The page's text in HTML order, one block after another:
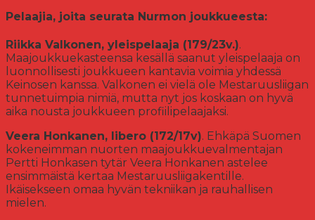
Pelaajia, joita seurata Nurmon joukkueesta:
Riikka Valkonen, yleispelaaja (179/23v.).
Maajoukkuekasteensa kesällä saanut yleispelaaja on
luonnollisesti joukkueen kantavia voimia yhdessä
Keinosen kanssa. Valkonen ei vielä ole Mestaruusliigan
tunnetuimpia nimiä, mutta nyt jos koskaan on hyvä
aika nousta joukkueen profiilipelaajaksi.
Veera Honkanen, libero (172/17v). Ehkäpä Suomen
kokeneimman nuorten maajoukkuevalmentajan
Pertti Honkasen tytär Veera Honkanen astelee
ensimmäistä kertaa Mestaruusliigakentille.
Ikäisekseen omaa hyvän tekniikan ja rauhallisen
mielen.